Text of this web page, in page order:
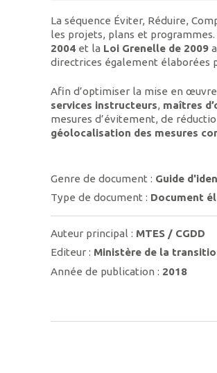
La séquence Éviter, Réduire,
les projets, plans et programmes.
2004 et la Loi Grenelle de 2009
directrices également élaborées
Afin d’optimiser la mise en
services instructeurs, maîtres
mesures d’évitement, de
géolocalisation des mesures
Genre de document : Guide
Type de document : Document
Auteur principal : MTES / CGDD
Editeur : Ministère de la
Année de publication : 2018